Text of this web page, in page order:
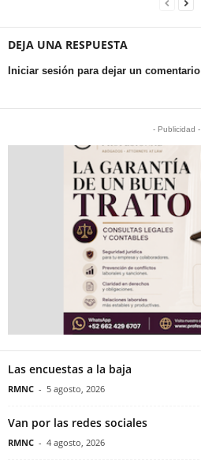
DEJA UNA RESPUESTA
Iniciar sesión para dejar un comentario
- Publicidad -
Las encuestas a la baja
RMNC - 5 agosto, 2026
Van por las redes sociales
RMNC - 4 agosto, 2026